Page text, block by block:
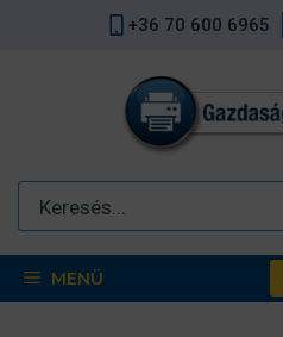
+36 70 600 6965
MENÜ